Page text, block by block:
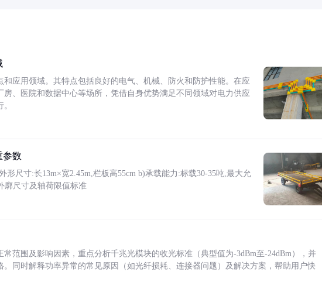
应用领域。其特点包括良好的电气、机械、防火和防护性能。在应
房、医院和数据中心等场所，凭借自身优势满足不同领域对电力供应
参数
形尺寸:长13m×宽2.45m,栏板高55cm b)承载能力:标载30-35吨,最大允
廓尺寸及轴荷限值标准
范围及影响因素，重点分析千兆光模块的收光标准（典型值为-3dBm至-24dBm），并
同时解释功率异常的常见原因（如光纤损耗、连接器问题）及解决方案，帮助用户快